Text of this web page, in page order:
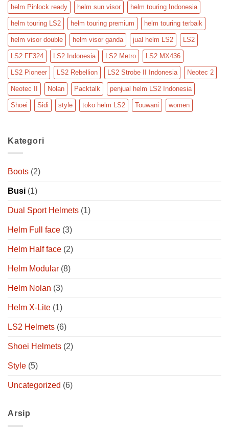
helm Pinlock ready helm sun visor helm touring Indonesia
helm touring LS2 helm touring premium helm touring terbaik
helm visor double helm visor ganda jual helm LS2 LS2
LS2 FF324 LS2 Indonesia LS2 Metro LS2 MX436
LS2 Pioneer LS2 Rebellion LS2 Strobe II Indonesia Neotec 2
Neotec II Nolan Packtalk penjual helm LS2 Indonesia
Shoei Sidi style toko helm LS2 Touwani women
Kategori
Boots (2)
Busi (1)
Dual Sport Helmets (1)
Helm Full face (3)
Helm Half face (2)
Helm Modular (8)
Helm Nolan (3)
Helm X-Lite (1)
LS2 Helmets (6)
Shoei Helmets (2)
Style (5)
Uncategorized (6)
Arsip